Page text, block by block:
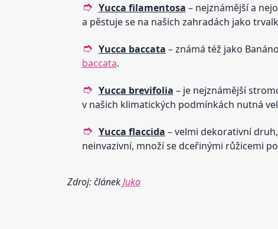
Yucca filamentosa – nejznámější a
a pěstuje se na našich zahradách jako
Yucca baccata – známá též jako
baccata.
Yucca brevifolia – je nejznámější
v našich klimatických podmínkách nutná
Yucca flaccida – velmi dekorativní
neinvazivní, množí se dceřinými růžicemi
Zdroj: článekJuka